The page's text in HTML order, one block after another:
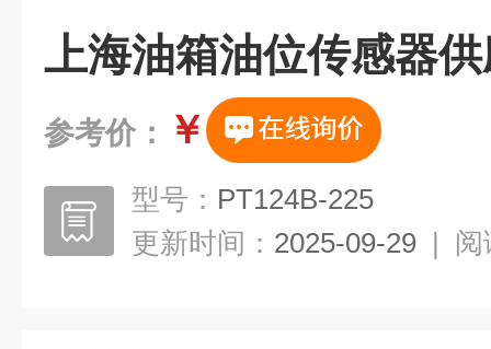
上海油箱油位传感器
参考价： ￥
型号： PT124B-225
更新时间： 2025-09-29 | 阅